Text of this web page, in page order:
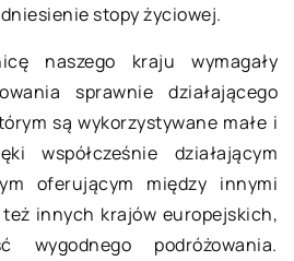
stopy życiowej.
naszego kraju wymagały
sprawnie działającego
są wykorzystywane małe i
współcześnie działającym
oferującym między innymi
innych krajów europejskich,
wygodnego podróżowania.